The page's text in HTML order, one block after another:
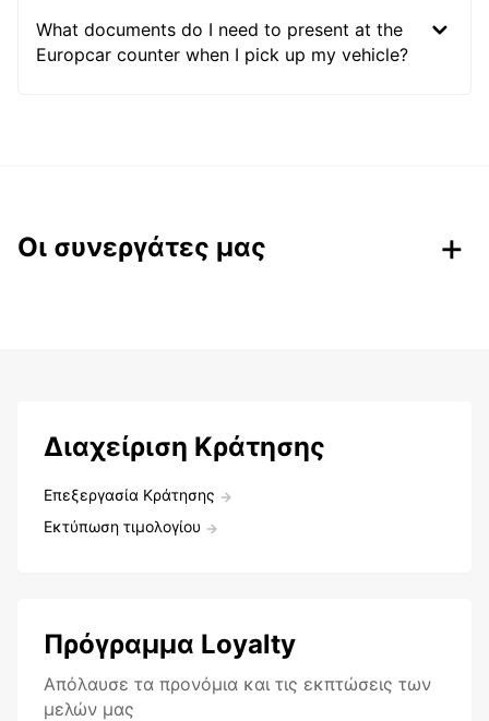
What documents do I need to present at the
Europcar counter when I pick up my vehicle?
Οι συνεργάτες μας
Διαχείριση Κράτησης
Επεξεργασία Κράτησης
Εκτύπωση τιμολογίου
Πρόγραμμα Loyalty
Aπόλαυσε τα προνόμια και τις εκπτώσεις των
μελών μας